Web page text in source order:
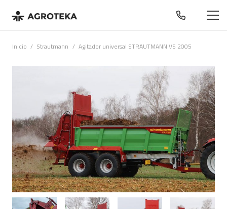
Inicio / Strautmann / Agitador universal STRAUTMANN VS 2005